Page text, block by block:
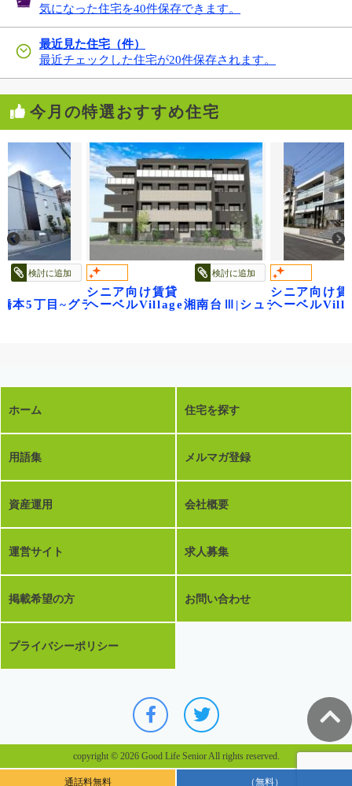
気になった住宅を40件保存できます。
最近見た住宅（件）
最近チェックした住宅が20件保存されます。
今月の特選おすすめ住宅
領家ヴェルデ
検討に追加
本5丁目~グランビレッジ橋本~
検討に追加
シニア向け賃貸
ヘーベルVillage湘南台Ⅲ|シュテルン湘南
シニア向け賃
ヘーベル
ホーム 住宅を探す
用語集 メルマガ登録
資産運用 会社概要
運営サイト 求人募集
掲載希望の方 お問い合わせ
プライバシーポリシー
copyright © 2026 Good Life Senior All rights reserved.
通話料無料 （無料）